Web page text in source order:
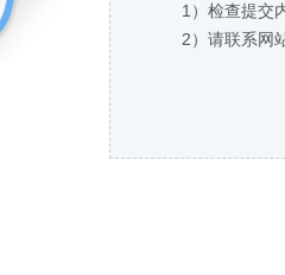
1）检查提交
2）请联系网